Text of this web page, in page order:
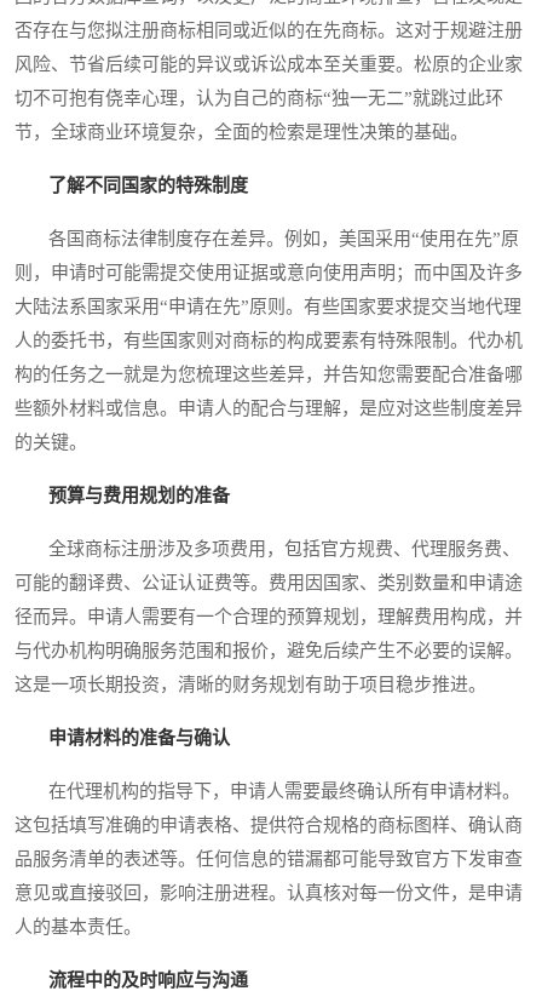
否存在与您拟注册商标相同或近似的在先商标。这对于规避注册
风险、节省后续可能的异议或诉讼成本至关重要。松原的企业家
切不可抱有侥幸心理，认为自己的商标“独一无二”就跳过此环
节，全球商业环境复杂，全面的检索是理性决策的基础。
了解不同国家的特殊制度
各国商标法律制度存在差异。例如，美国采用“使用在先”原
则，申请时可能需提交使用证据或意向使用声明；而中国及许多
大陆法系国家采用“申请在先”原则。有些国家要求提交当地代理
人的委托书，有些国家则对商标的构成要素有特殊限制。代办机
构的任务之一就是为您梳理这些差异，并告知您需要配合准备哪
些额外材料或信息。申请人的配合与理解，是应对这些制度差异
的关键。
预算与费用规划的准备
全球商标注册涉及多项费用，包括官方规费、代理服务费、
可能的翻译费、公证认证费等。费用因国家、类别数量和申请途
径而异。申请人需要有一个合理的预算规划，理解费用构成，并
与代办机构明确服务范围和报价，避免后续产生不必要的误解。
这是一项长期投资，清晰的财务规划有助于项目稳步推进。
申请材料的准备与确认
在代理机构的指导下，申请人需要最终确认所有申请材料。
这包括填写准确的申请表格、提供符合规格的商标图样、确认商
品服务清单的表述等。任何信息的错漏都可能导致官方下发审查
意见或直接驳回，影响注册进程。认真核对每一份文件，是申请
人的基本责任。
流程中的及时响应与沟通